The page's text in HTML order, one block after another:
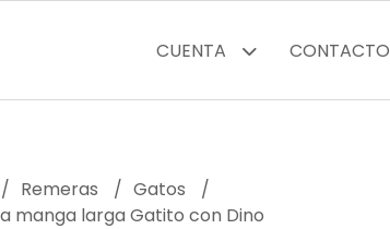
CUENTA CONTACTO
Remeras
Gatos
manga larga Gatito con Dino